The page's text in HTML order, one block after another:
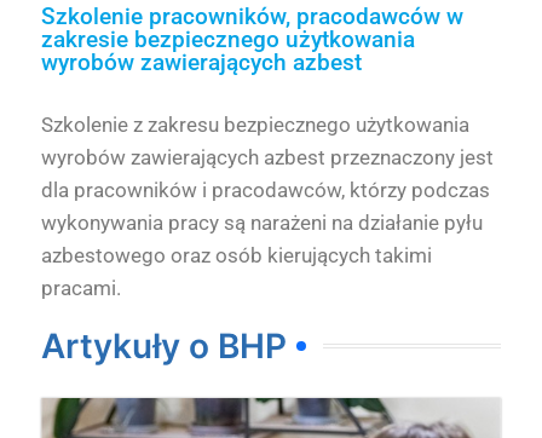
Szkolenie pracowników, pracodawców w
zakresie bezpiecznego użytkowania
wyrobów zawierających azbest
Szkolenie z zakresu bezpiecznego użytkowania
wyrobów zawierających azbest przeznaczony jest
dla pracowników i pracodawców, którzy podczas
wykonywania pracy są narażeni na działanie pyłu
azbestowego oraz osób kierujących takimi
pracami.
Artykuły o BHP